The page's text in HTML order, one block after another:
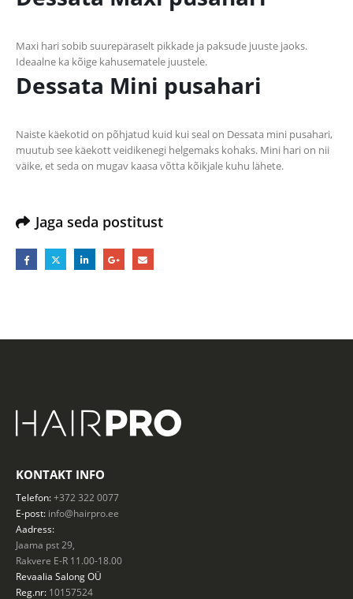
Maxi hari sobib suurepäraselt pikkade ja paksude juuste jaoks.
Ideaalne ka kõige kahusematele juustele.
Dessata Mini pusahari
Naiste käekotid on põhjatud kuid kui seal on Dessata mini pusahari,
muutub see käekott veidikenegi helgemaks kohaks. Mini hari on nii
väike, et seda on mugav kaasa võtta kõikjale kuhu lähete.
Jaga seda postitust
KONTAKT INFO
Telefon:+372 322 0077
E-post: info@hairpro.ee
Aadress:
Jaama pst 29,
Rakvere E-R 11.00-18.00
Revaalia SalongOÜ
Reg.nr: 10157524